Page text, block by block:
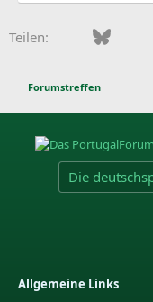
o
Teilen: FacebookBluesky
Forumstreffen
Die
Allgemeine Links